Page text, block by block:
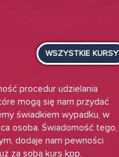
WSZYSTKIE KURSY
procedur udzielania
mogą się nam przydać
świadkiem wypadku, w
osoba. Świadomość tego,
dodaje nam pewności
za sobą kurs kpp,